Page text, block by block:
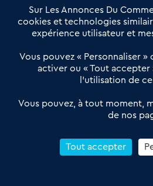
Offres Pro
Actualités
Qui sommes nous ?
Derniers articles
Réseau 3C : un partenaire national
Petitscommerces : Un partenariat au
proximité et des territoires
Reprendre un Restaurant Rapide
Sur Les Annonces Du
cookies et technologies
expérience utilisateur et
Vous pouvez « Personnaliser
activer ou « Tout
l’utilisation de
Vous pouvez, à tout moment,
de nos
Tout accepter